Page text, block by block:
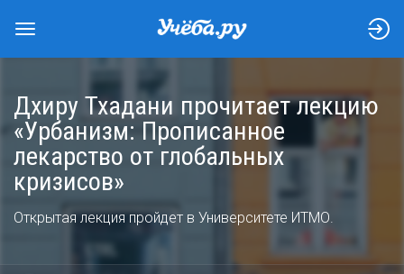
Дхиру Тхадани прочитает лекцию
«Урбанизм: Прописанное
лекарство от глобальных
кризисов»
Открытая лекция пройдет в Университете ИТМО.